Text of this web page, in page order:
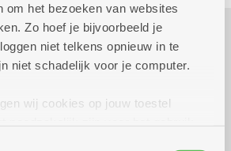
om het bezoeken van websites
Zo hoef je bijvoorbeeld je
niet telkens opnieuw in te
niet schadelijk voor je computer.
wij cookies op jouw toestel
202617.00 uur tot 19.00 uur